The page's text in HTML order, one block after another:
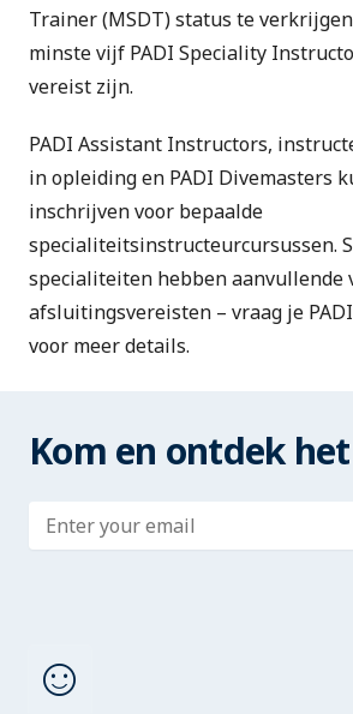
Trainer (MSDT)status te
minste vijf PADI Speciality
vereist zijn.
PADI Assistant Instructors,
in opleiding en PADI Divemasters
inschrijven voor bepaalde
specialiteitsinstructeurcursussen.
specialiteiten hebben aanvullende
afsluitingsvereisten – vraag je
voor meer details.
Kom en ontdek
Enter address
sentiment_satisfied